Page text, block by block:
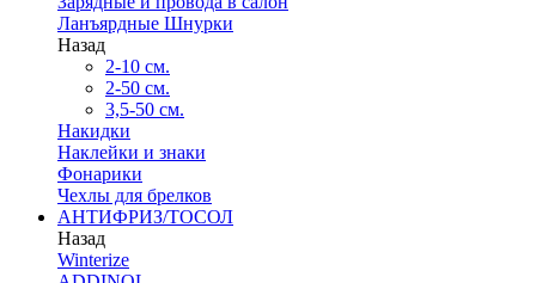
Ланъярдные Шнурки
Назад
2-10 см.
2-50 см.
3,5-50 см.
Накидки
Наклейки и знаки
Фонарики
Чехлы для брелков
АНТИФРИЗ/ТОСОЛ
Назад
Winterize